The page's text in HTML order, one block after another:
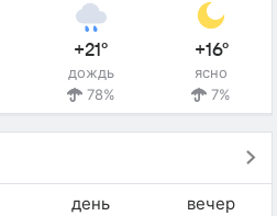
+21°
дождь
78%
+16°
ясно
7%
день вечер